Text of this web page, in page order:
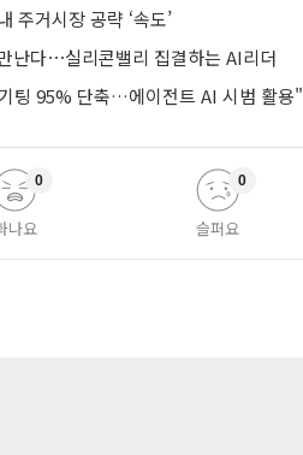
주거시장 공략 ‘속도’
난다⋯실리콘밸리 집결하는 AI리더
팅 95% 단축…에이전트 AI 시범 활용"
나요
0
슬퍼요
0